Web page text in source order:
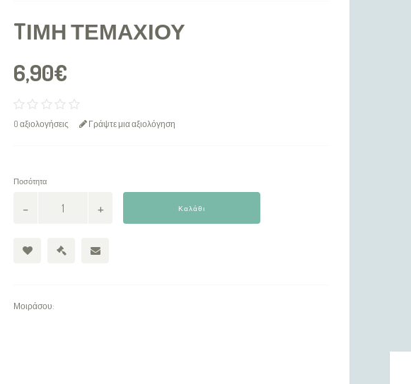
TΙΜΉ ΤΕΜΑΧΊΟΥ
6,90€
0 αξιολογήσεις Γράψτε μια αξιολόγηση
Ποσότητα
Καλάθι
Μοιράσου: